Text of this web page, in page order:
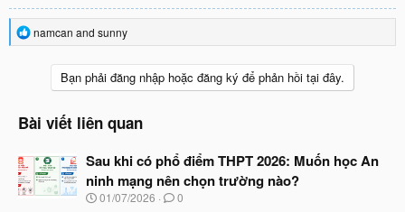
R
e
o
n
:
namcan and sunny
Bạn phải đăng nhập hoặc đăng ký để phản hồi tại đây.
Bài viết liên quan
Sau khi có phổ điểm THPT 2026: Muốn học An
ninh mạng nên chọn trường nào?
N
01/07/2026 0